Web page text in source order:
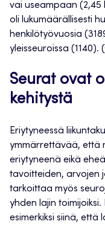
vai useampaan (2,45
oli lukumäärällisesti
henkilötyövuosia
yleisseuroissa (1140).
Seurat ovat
kehitystä
Eriytyneessä
ymmärrettävää, että
eriytyneenä eikä
tavoitteiden, arvojen
tarkoittaa myös
yhden lajin
esimerkiksi siinä, että